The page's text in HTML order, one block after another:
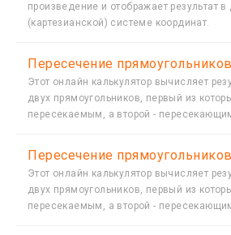
произведение и отображает результат в
(картезианской) системе координат.
Пересечение прямоугольников
Этот онлайн калькулятор вычисляет
двух прямоугольников, первый из
пересекаемым, а второй -
Пересечение прямоугольников
Этот онлайн калькулятор вычисляет
двух прямоугольников, первый из
пересекаемым, а второй -